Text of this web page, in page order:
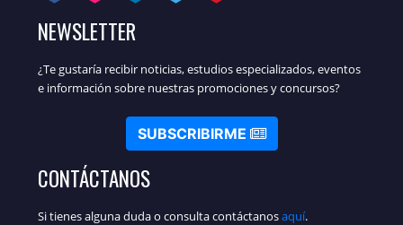
NEWSLETTER
¿Te gustaría recibir noticias, estudios especializados, eventos
e información sobre nuestras promociones y concursos?
SUBSCRIBIRME
CONTÁCTANOS
Si tienes alguna duda o consulta contáctanosaquí.